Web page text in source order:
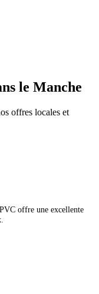
le Manche
offres locales et
offre une excellente